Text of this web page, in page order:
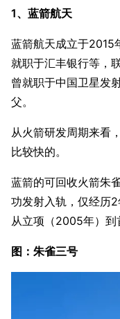
1、蓝箭航天
蓝箭航天成立于2015
就职于汇丰银行等，
曾就职于中国卫星发
父。
从火箭研发周期来看
比较快的。
蓝箭的可回收火箭朱
功发射入轨，仅经历
从立项（2005年）到
图：朱雀三号